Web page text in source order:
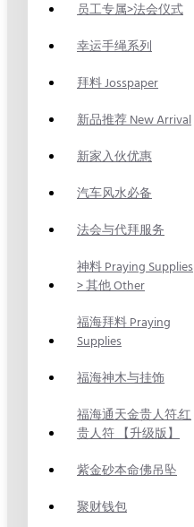
员工专属>法会仪式
幸运手绳系列
拜料 Josspaper
新品推荐 New Arrival
新家入伙优惠
汽车风水必备
法会与代拜服务
神料 Praying Supplies
> 其他 Other
福海拜料 Praying
Supplies
福海神木与挂饰
福海通天金贵人符.红
贵人符 【升级版】
紫金砂本命佛吊坠
聚财钱包